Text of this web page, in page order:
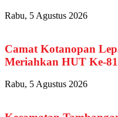
Rabu, 5 Agustus 2026
Camat Kotanopan
Meriahkan HUT Ke-
Rabu, 5 Agustus 2026